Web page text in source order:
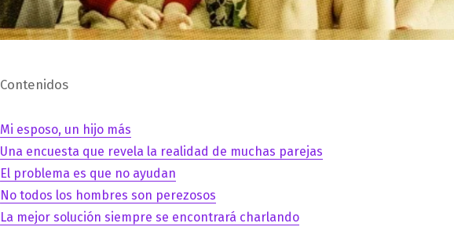
Contenidos
Mi esposo, un hijo más
Una encuesta que revela la realidad de muchas parejas
El problema es que no ayudan
No todos los hombres son perezosos
La mejor solución siempre se encontrará charlando